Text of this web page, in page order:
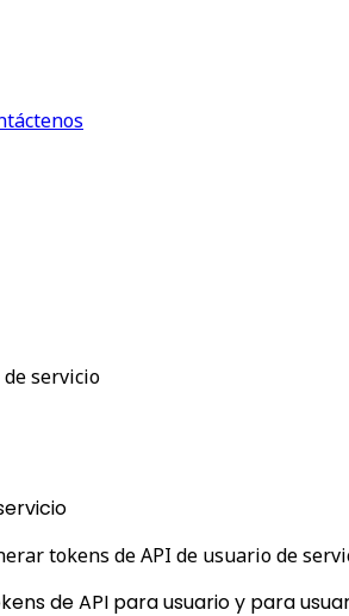
servicio
tokens de API de usuario de
de API para usuario y para